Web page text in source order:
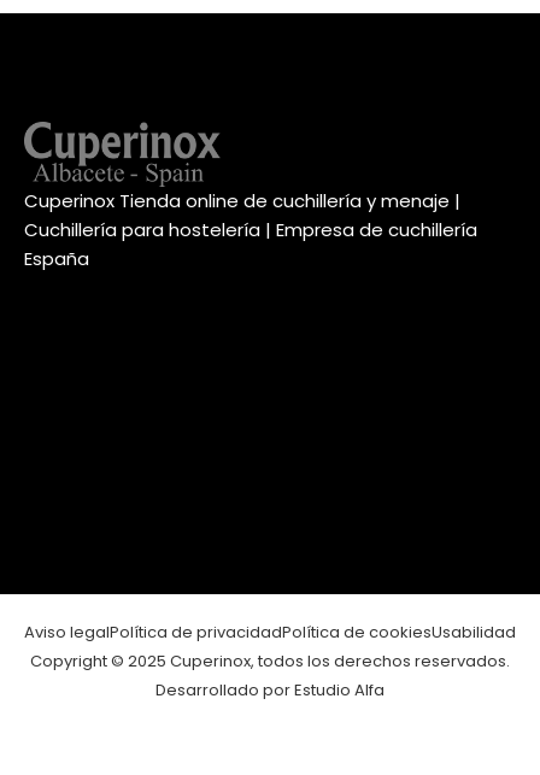
Cuperinox Tienda online de cuchillería y menaje |
Cuchillería para hostelería | Empresa de cuchillería
España
Aviso legalPolítica de privacidadPolítica de cookiesUsabilidad
Copyright © 2025 Cuperinox, todos los derechos reservados.
Desarrollado por Estudio Alfa